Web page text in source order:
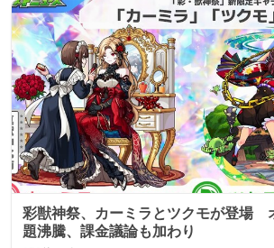
彩獣神祭、カーミラとツクモが登場
題沸騰、課金議論も加わり